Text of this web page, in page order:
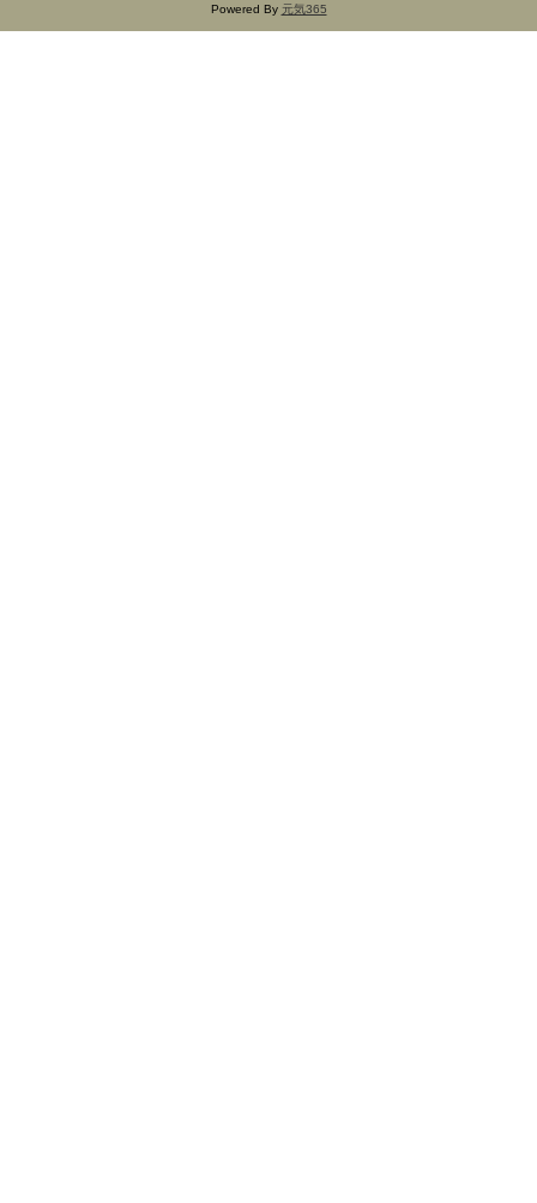
Powered By 元気365